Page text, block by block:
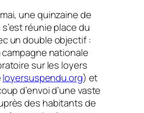
une quinzaine de
réunie place du
un double objectif :
campagne nationale
sur les loyers
loyersuspendu.org) et
d’envoi d’une vaste
des habitants de